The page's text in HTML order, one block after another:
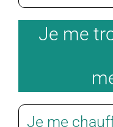
Je me
Je me